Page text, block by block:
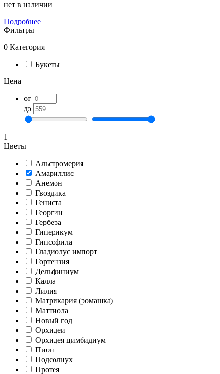
нет в наличии
Подробнее
Фильтры
0 Категория
Букеты
Цена
от
до
1
Цветы
Альстромерия
Амариллис
Анемон
Гвоздика
Гениста
Георгин
Гербера
Гиперикум
Гипсофила
Гладиолус импорт
Гортензия
Дельфиниум
Калла
Лилия
Матрикария (ромашка)
Маттиола
Новый год
Орхидеи
Орхидея цимбидиум
Пион
Подсолнух
Протея